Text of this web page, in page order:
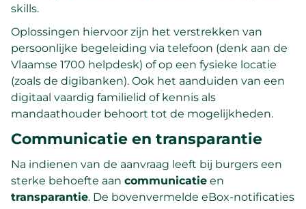
skills.
Oplossingen hiervoor zijn het verstrekken van
persoonlijke begeleiding via telefoon (denk aan de
Vlaamse 1700 helpdesk) of op een fysieke locatie
(zoals de digibanken). Ook het aanduiden van een
digitaal vaardig familielid of kennis als
mandaathouder behoort tot de mogelijkheden.
Communicatie en transparantie
Na indienen van de aanvraag leeft bij burgers een
sterke behoefte aan communicatie en
transparantie. De bovenvermelde eBox-notificaties